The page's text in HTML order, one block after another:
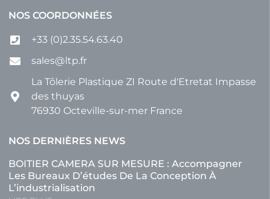
NOS COORDONNÉES
+33 (0)2.35.54.63.40
sales@ltp.fr
La Tôlerie Plastique ZI Route d'Etretat Impasse
des thuyas
76930 Octeville-sur-mer France
NOS DERNIÈRES NEWS
BOITIER CAMERA SUR MESURE : Accompagner
Les Bureaux D’études De La Conception À
L’industrialisation